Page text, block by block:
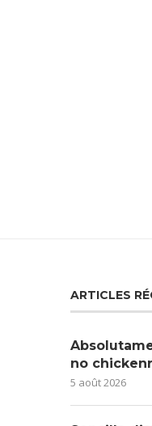
ARTICLES
no
5 août 2026